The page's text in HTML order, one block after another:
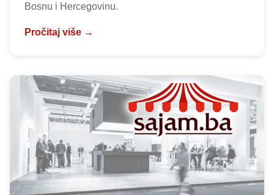
Bosnu i Hercegovinu.
Pročitaj više →